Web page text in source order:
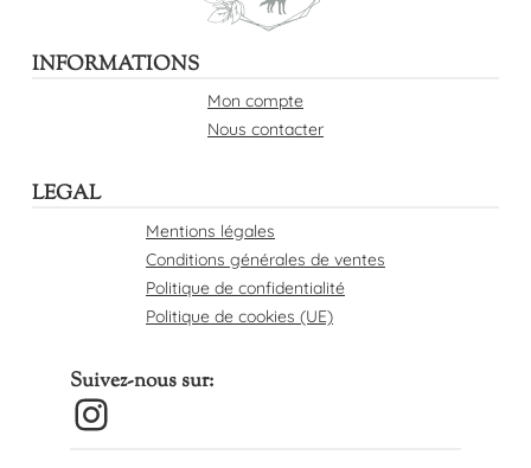
INFORMATIONS
Mon compte
Nous contacter
LEGAL
Mentions légales
Conditions générales de ventes
Politique de confidentialité
Politique de cookies (UE)
Suivez-nous sur:
Instagram